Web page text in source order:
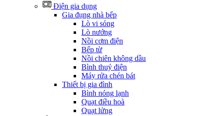
Điện gia dụng
Gia đụng nhà bếp
Lò vi sóng
Lò nướng
Nồi cơm điện
Bếp từ
Nồi chiên không dầu
Bình thuỷ điện
Máy rửa chén bát
Thiết bị gia đình
Bình nóng lạnh
Quạt điều hoà
Quạt lửng